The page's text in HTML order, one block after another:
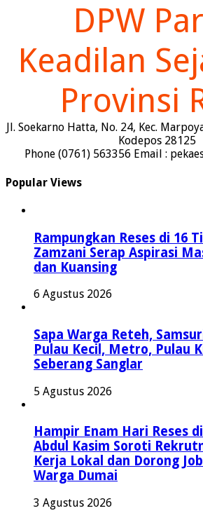
DPW
Keadilan
Provinsi
Jl. Soekarno Hatta, No. 24, Kec.
Kodepos 28125
Phone (0761) 563356 Email :
Popular Views
Rampungkan Reses di 16
Zamzani Serap Aspirasi
dan Kuansing
6 Agustus 2026
Sapa Warga Reteh,
Pulau Kecil, Metro, Pulau
Seberang Sanglar
5 Agustus 2026
Hampir Enam Hari Reses
Abdul Kasim Soroti
Kerja Lokal dan Dorong
Warga Dumai
3 Agustus 2026